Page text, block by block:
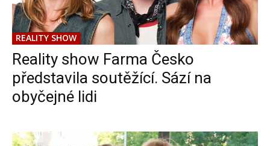
REALITY SHOW
Reality show Farma Česko
představila soutěžící. Sází na
obyčejné lidi